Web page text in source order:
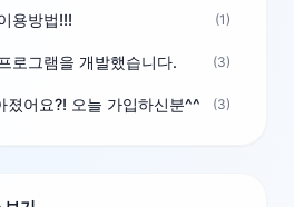
용방법!!! (1)
로그램을 개발했습니다. (3)
졌어요?! 오늘 가입하신분^^ (3)